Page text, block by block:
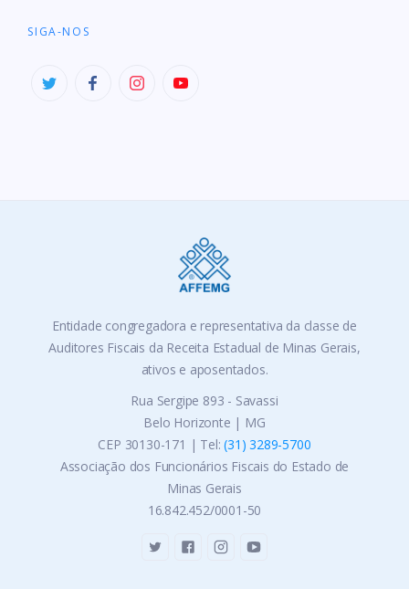
SIGA-NOS
Entidade congregadora e representativa da classe de
Auditores Fiscais da Receita Estadual de Minas Gerais,
ativos e aposentados.
Rua Sergipe 893 - Savassi
Belo Horizonte | MG
CEP 30130-171 | Tel:(31) 3289-5700
Associação dos Funcionários Fiscais do Estado de
Minas Gerais
16.842.452/0001-50